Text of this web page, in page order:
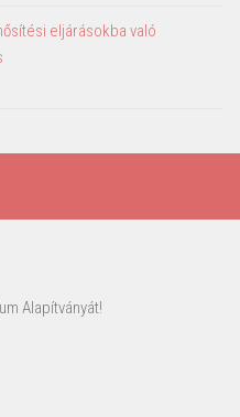
eljárásokba való
Alapítványát!